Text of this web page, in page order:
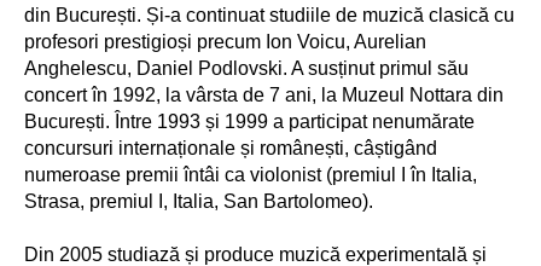
din București. Și-a continuat studiile de muzică clasică cu
profesori prestigioși precum Ion Voicu, Aurelian
Anghelescu, Daniel Podlovski. A susținut primul său
concert în 1992, la vârsta de 7 ani, la Muzeul Nottara din
București. Între 1993 și 1999 a participat nenumărate
concursuri internaționale și românești, câștigând
numeroase premii întâi ca violonist (premiul I în Italia,
Strasa, premiul I, Italia, San Bartolomeo).
Din 2005 studiază și produce muzică experimentală și